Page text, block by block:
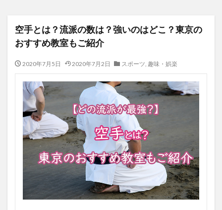
空手とは？流派の数は？強いのはどこ？東京の
おすすめ教室もご紹介
2020年7月5日 2020年7月2日 スポーツ, 趣味・娯楽